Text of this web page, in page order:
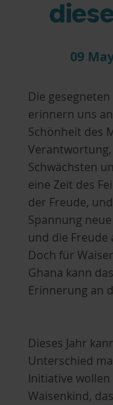
09
Die
erinnern uns
Schönheit des
Schwächsten
eine Zeit des
der Freude,
Spannung
und die
Doch für
Ghana kann
Erinnerung an
Dieses Jahr
Unterschied
Initiative
Waisenkind,